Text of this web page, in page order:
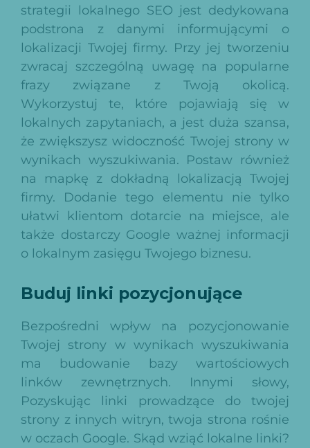
strategii lokalnego SEO jest dedykowana
podstrona z danymi informującymi o
lokalizacji Twojej firmy. Przy jej tworzeniu
zwracaj szczególną uwagę na popularne
frazy związane z Twoją okolicą.
Wykorzystuj te, które pojawiają się w
lokalnych zapytaniach, a jest duża szansa,
że zwiększysz widoczność Twojej strony w
wynikach wyszukiwania. Postaw również
na mapkę z dokładną lokalizacją Twojej
firmy. Dodanie tego elementu nie tylko
ułatwi klientom dotarcie na miejsce, ale
także dostarczy Google ważnej informacji
o lokalnym zasięgu Twojego biznesu.
Buduj linki pozycjonujące
Bezpośredni wpływ na pozycjonowanie
Twojej strony w wynikach wyszukiwania
ma budowanie bazy wartościowych
linków zewnętrznych. Innymi słowy,
Pozyskując linki prowadzące do twojej
strony z innych witryn, twoja strona rośnie
w oczach Google. Skąd wziąć lokalne linki?